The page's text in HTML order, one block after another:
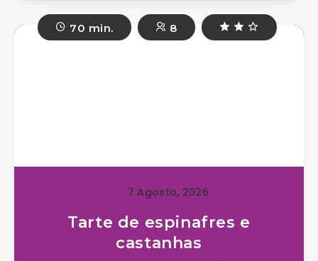
70 min. 8
7 Agosto, 2026
Tarte de espinafres e
castanhas